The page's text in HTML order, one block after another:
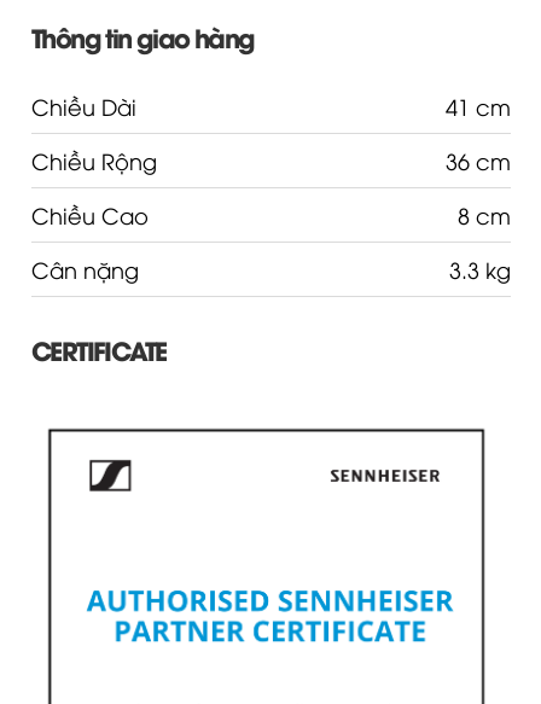
Thông tin giao hàng
Chiều Dài
41 cm
Chiều Rộng
36 cm
Chiều Cao
8 cm
Cân nặng
3.3 kg
CERTIFICATE